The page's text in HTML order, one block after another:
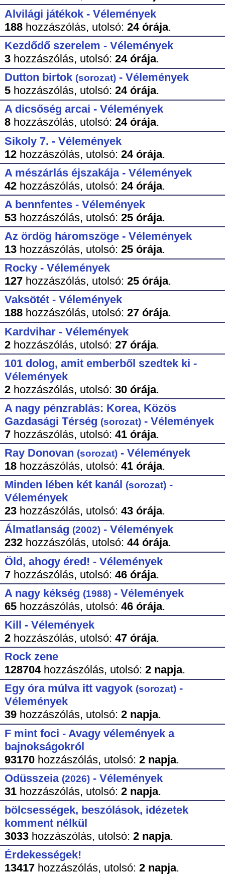
Alvilági játékok - Vélemények
188hozzászólás, utolsó: 24 órája.
Kezdődő szerelem - Vélemények
3hozzászólás, utolsó: 24 órája.
Dutton birtok (sorozat)- Vélemények
5hozzászólás, utolsó: 24 órája.
A dicsőség arcai - Vélemények
8hozzászólás, utolsó: 24 órája.
Sikoly 7. - Vélemények
12hozzászólás, utolsó: 24 órája.
A mészárlás éjszakája - Vélemények
42hozzászólás, utolsó: 24 órája.
A bennfentes - Vélemények
53hozzászólás, utolsó: 25 órája.
Az ördög háromszöge - Vélemények
13hozzászólás, utolsó: 25 órája.
Rocky - Vélemények
127hozzászólás, utolsó: 25 órája.
Vaksötét - Vélemények
188hozzászólás, utolsó: 27 órája.
Kardvihar - Vélemények
2hozzászólás, utolsó: 27 órája.
101 dolog, amit emberből szedtek ki -
Vélemények
2hozzászólás, utolsó: 30 órája.
A nagy pénzrablás: Korea, Közös
Gazdasági Térség (sorozat)- Vélemények
7hozzászólás, utolsó: 41 órája.
Ray Donovan (sorozat)- Vélemények
18hozzászólás, utolsó: 41 órája.
Minden lében két kanál (sorozat)-
Vélemények
23hozzászólás, utolsó: 43 órája.
Álmatlanság (2002)- Vélemények
232hozzászólás, utolsó: 44 órája.
Öld, ahogy éred! - Vélemények
7hozzászólás, utolsó: 46 órája.
A nagy kékség (1988)- Vélemények
65hozzászólás, utolsó: 46 órája.
Kill - Vélemények
2hozzászólás, utolsó: 47 órája.
Rock zene
128704hozzászólás, utolsó: 2 napja.
Egy óra múlva itt vagyok (sorozat)-
Vélemények
39hozzászólás, utolsó: 2 napja.
F mint foci - Avagy vélemények a
bajnokságokról
93170hozzászólás, utolsó: 2 napja.
Odüsszeia (2026)- Vélemények
31hozzászólás, utolsó: 2 napja.
bölcsességek, beszólások, idézetek
komment nélkül
3033hozzászólás, utolsó: 2 napja.
Érdekességek!
13417hozzászólás, utolsó: 2 napja.